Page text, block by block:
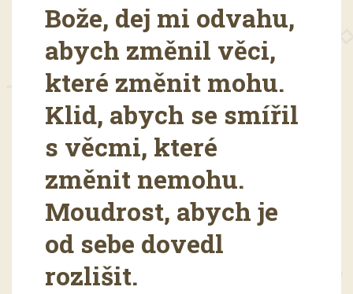
Bože, dej mi odvahu,
abych změnil věci,
které změnit mohu.
Klid, abych se smířil
s věcmi, které
změnit nemohu.
Moudrost, abych je
od sebe dovedl
rozlišit.